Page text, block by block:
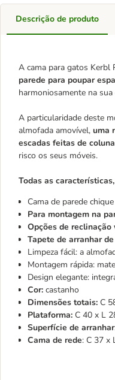
Descrição de produto
A cama para gatos Kerbl
parede para poupar
harmoniosamente na
A particularidade deste
almofada amovível, uma
escadas feitas de
risco os seus móveis.
Todas as
Cama de parede
Para montagem na
Opções de reclinação
Tapete de arranhar
Limpeza fácil: a
Montagem rápida:
Design elegante:
Cor: castanho
Dimensões totais: C
Plataforma: C 40 x L
Superfície de arranhar
Cama de rede: C 37 x